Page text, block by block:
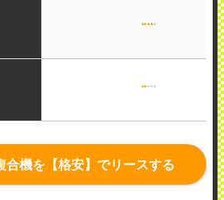
合機を【格安】でリースする